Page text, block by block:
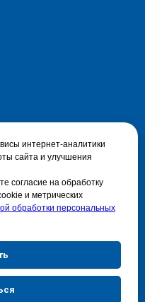
интернет-аналитики
сайта и улучшения
согласие на обработку
и метрических
обработки персональных